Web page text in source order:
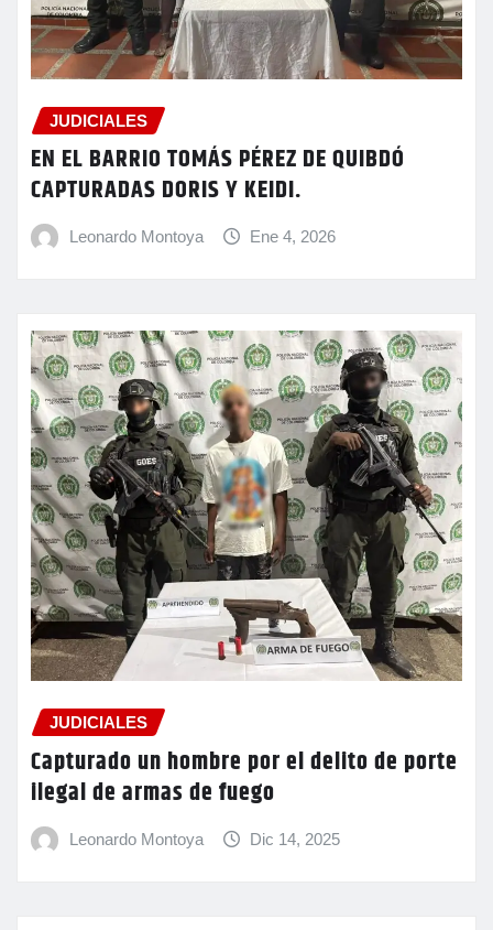
JUDICIALES
EN EL BARRIO TOMÁS PÉREZ DE QUIBDÓ
CAPTURADAS DORIS Y KEIDI.
Leonardo Montoya Ene 4, 2026
JUDICIALES
Capturado un hombre por el delito de porte
ilegal de armas de fuego
Leonardo Montoya Dic 14, 2025